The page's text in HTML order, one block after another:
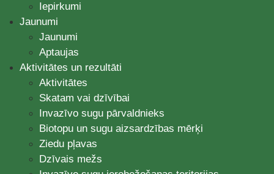
Iepirkumi
Jaunumi
Jaunumi
Aptaujas
Aktivitātes un rezultāti
Aktivitātes
Skatam vai dzīvībai
Invazīvo sugu pārvaldnieks
Biotopu un sugu aizsardzības mērķi
Ziedu pļavas
Dzīvais mežs